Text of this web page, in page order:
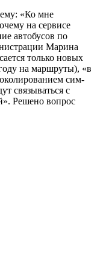
«Ко мне
на сервисе
автобусов по
Марина
только новых
на маршруты), «в
сим-
связываться с
Решено вопрос